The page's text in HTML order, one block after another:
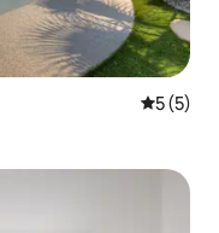
औसत रेटिंग
5 (5)